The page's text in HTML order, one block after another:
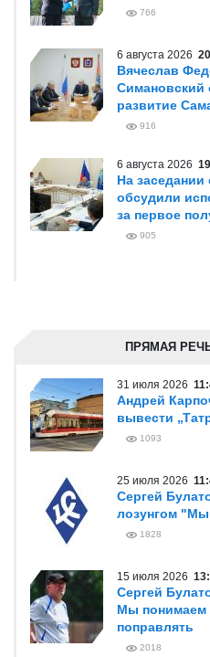
766
6 августа 2026
Вячеслав
Симановский
развитие
916
6 августа 2026
На заседании
обсудили
за первое
905
ПРЯМАЯ
31 июля 2026
Андрей
вывести
1093
25 июля 2026
Сергей
лозунгом
1828
15 июля 2026
Сергей
Мы понимаем
поправлять
2018